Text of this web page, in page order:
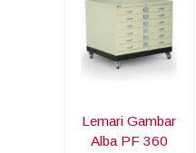
Lemari Gambar
Alba PF 360